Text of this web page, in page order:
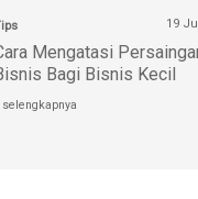
19
Mengatasi
Bagi Bisnis Kecil
selengkapnya